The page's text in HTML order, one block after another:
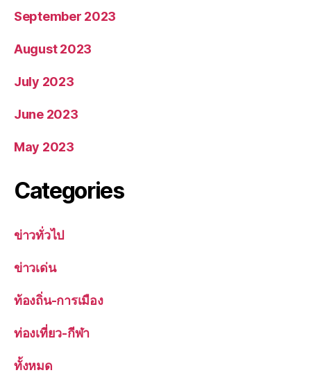
September 2023
August 2023
July 2023
June 2023
May 2023
Categories
ข่าวทั่วไป
ข่าวเด่น
ท้องถิ่น-การเมือง
ท่องเที่ยว-กีฬา
ทั้งหมด